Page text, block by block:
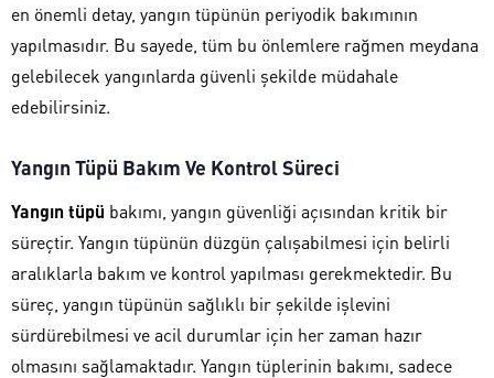
en önemli detay, yangın tüpünün periyodik bakımının
yapılmasıdır. Bu sayede, tüm bu önlemlere rağmen meydana
gelebilecek yangınlarda güvenli şekilde müdahale
edebilirsiniz.
Yangın Tüpü Bakım Ve Kontrol Süreci
Yangın tüpü bakımı, yangın güvenliği açısından kritik bir
süreçtir. Yangın tüpünün düzgün çalışabilmesi için belirli
aralıklarla bakım ve kontrol yapılması gerekmektedir. Bu
süreç, yangın tüpünün sağlıklı bir şekilde işlevini
sürdürebilmesi ve acil durumlar için her zaman hazır
olmasını sağlamaktadır. Yangın tüplerinin bakımı, sadece